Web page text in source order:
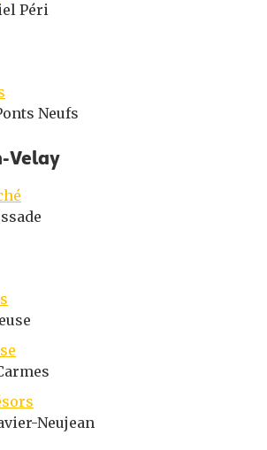
Péri
Neufs
Velay
Neujean